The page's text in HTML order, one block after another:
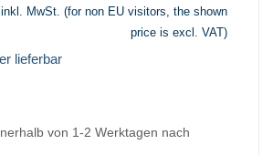
inkl. MwSt. (for non EU visitors, the shown
price is excl. VAT)
lieferbar
von 1-2 Werktagen nach